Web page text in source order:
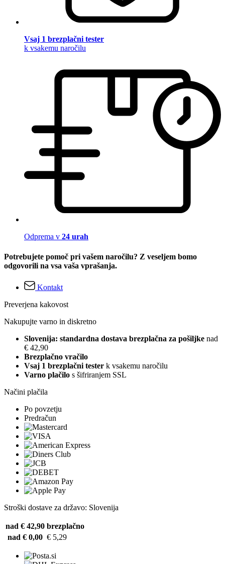
Vsaj 1 brezplačni tester
k vsakemu naročilu
Odprema v 24 urah
Potrebujete pomoč pri vašem naročilu? Z veseljem bomo
odgovorili na vsa vaša vprašanja.
Kontakt
Preverjena kakovost
Nakupujte varno in diskretno
Slovenija: standardna dostava brezplačna za pošiljke nad
€ 42,90
Brezplačno vračilo
Vsaj 1 brezplačni tester k vsakemu naročilu
Varno plačilo s šifriranjem SSL
Načini plačila
Po povzetju
Predračun
Stroški dostave za državo: Slovenija
nad € 42,90 brezplačno
nad € 0,00 € 5,29